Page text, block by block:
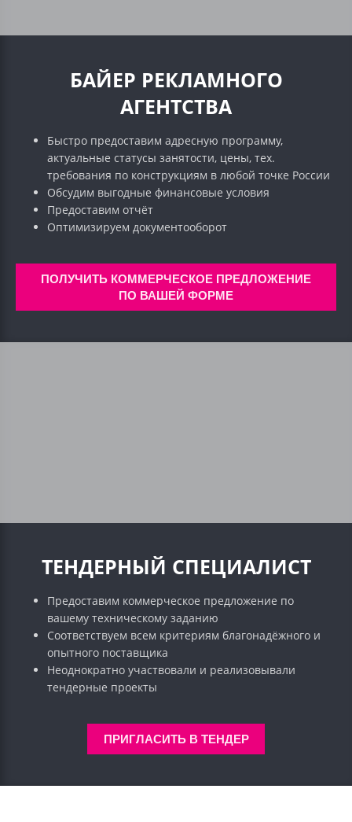
БАЙЕР РЕКЛАМНОГО
АГЕНТСТВА
Быстро предоставим адресную программу,
актуальные статусы занятости, цены, тех.
требования по конструкциям в любой точке России
Обсудим выгодные финансовые условия
Предоставим отчёт
Оптимизируем документооборот
ПОЛУЧИТЬ КОММЕРЧЕСКОЕ ПРЕДЛОЖЕНИЕ
ПО ВАШЕЙ ФОРМЕ
ТЕНДЕРНЫЙ СПЕЦИАЛИСТ
Предоставим коммерческое предложение по
вашему техническому заданию
Соответствуем всем критериям благонадёжного и
опытного поставщика
Неоднократно участвовали и реализовывали
тендерные проекты
ПРИГЛАСИТЬ В ТЕНДЕР